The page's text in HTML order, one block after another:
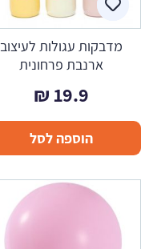
מדבקות עגולות לעיצוב
ארנבת פרחונית
19.9
₪
הוספה לסל